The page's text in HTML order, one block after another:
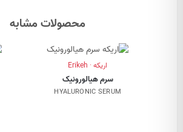
محصولات مشابه
اریکه · Erikeh
سرم هیالورونیک
HYALURONIC SERUM